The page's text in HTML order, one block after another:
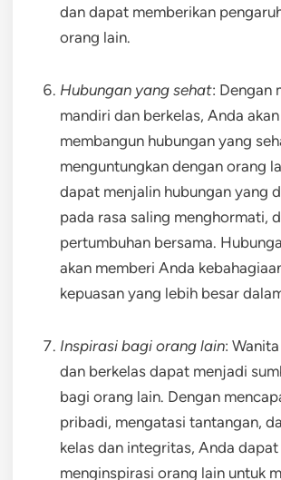
dan dapat memberikan
orang lain.
Hubungan yang sehat: Dengan
mandiri dan berkelas, Anda
membangun hubungan yang
menguntungkan dengan orang
dapat menjalin hubungan yang
pada rasa saling menghormati,
pertumbuhan bersama.
akan memberi Anda
kepuasan yang lebih besar
Inspirasi bagi orang lain:
dan berkelas dapat menjadi
bagi orang lain. Dengan
pribadi, mengatasi tantangan,
kelas dan integritas, Anda dapat
menginspirasi orang lain untuk